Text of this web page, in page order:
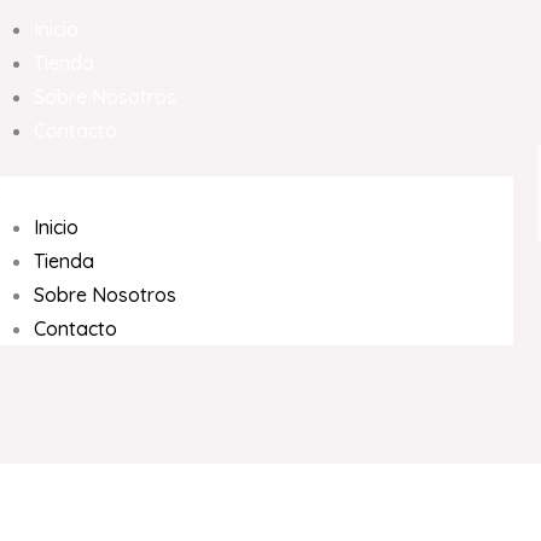
Inicio
Tienda
Sobre Nosotros
Contacto